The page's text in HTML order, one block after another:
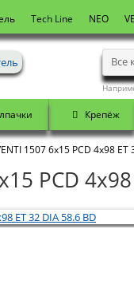
Tech Line NEO
Все
Крепёж
1507 6x15 PCD 4x98 ET
PCD